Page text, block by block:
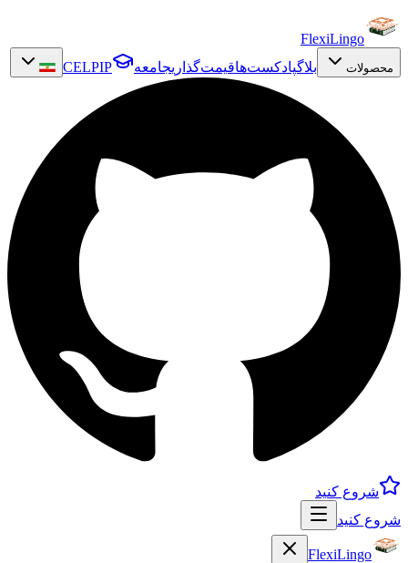
FlexiLingo
محصولات بلاگپادکست‌هاقیمت‌گذاریجامعه CELPIP
شروع کنید
شروع کنید
FlexiLingo